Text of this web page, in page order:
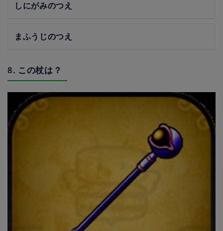
しにがみのつえ
まふうじのつえ
8. この杖は？